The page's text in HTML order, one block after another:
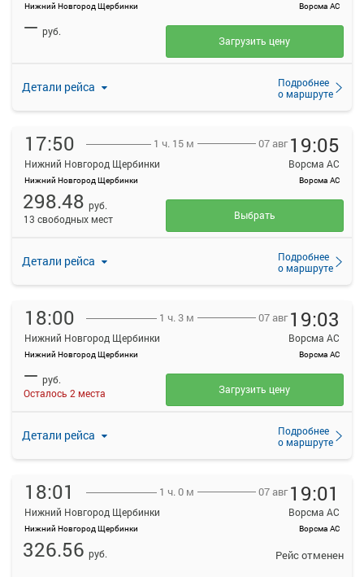
Нижний Новгород Щербинки Ворсма АС
Детали рейса
Подробнее
о маршруте
— руб.
Загрузить цену
17:50
Нижний Новгород Щербинки
Нижний Новгород Щербинки
1 ч. 15 м 07 авг 19:05
Ворсма АС
Ворсма АС
Детали рейса
Подробнее
о маршруте
298.48 руб.
13 свободных мест
Выбрать
18:00
Нижний Новгород Щербинки
Нижний Новгород Щербинки
1 ч. 3 м 07 авг 19:03
Ворсма АС
Ворсма АС
Детали рейса
Подробнее
о маршруте
— руб.
Осталось 2 места
Загрузить цену
18:01
Нижний Новгород Щербинки
Нижний Новгород Щербинки
1 ч. 0 м 07 авг 19:01
Ворсма АС
Ворсма АС
326.56 руб. Рейс отменен